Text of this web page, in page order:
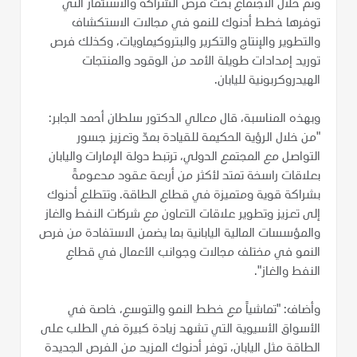
وتم خلال الاجتماع بحث فرص الشراكة والاستثمار التي
توفرها خطط أدنوك للنمو في مجالات الاستكشاف
والتطوير والإنتاج والتكرير والبتروكيماويات، وكذلك فرص
توريد إمدادات طويلة الأمد من الوقود والمنتجات
الهيدروكربونية لليابان.
وبهذه المناسبة، قال معالي الدكتور سلطان أحمد الجابر:
"من خلال الرؤية الحكيمة للقيادة بمدّ وتعزيز جسور
التواصل مع المجتمع الدولي، ترتبط دولة الإمارات واليابان
بعلاقات راسخة تمتد لأكثر من أربعة عقود مدعومةً
بشراكة قوية ومتميزة في قطاع الطاقة. وتتطلع أدنوك
إلى تعزيز وتطوير علاقات التعاون مع شركات النفط والغاز
والمؤسسات المالية اليابانية بما يضمن الاستفادة من فرص
النمو في مختلف مجالات وجوانب الأعمال في قطاع
النفط والغاز".
وأضاف: "تماشياً مع خطط النمو والتوسع، خاصة في
الأسواق الأسيوية التي تشهد زيادة كبيرة في الطلب على
الطاقة مثل اليابان، توفر أدنوك المزيد من الفرص الجديدة